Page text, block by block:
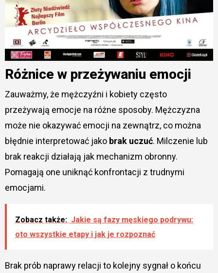
Różnice w przeżywaniu emocji
Zauważmy, że mężczyźni i kobiety często
przeżywają emocje na różne sposoby. Mężczyzna
może nie okazywać emocji na zewnątrz, co można
błędnie interpretować jako brak uczuć. Milczenie lub
brak reakcji działają jak mechanizm obronny.
Pomagają one uniknąć konfrontacji z trudnymi
emocjami.
Zobacz także: Jakie są fazy męskiego podrywu:
oto wszystkie etapy i jak je rozpoznać
Brak prób naprawy relacji to kolejny sygnał o końcu